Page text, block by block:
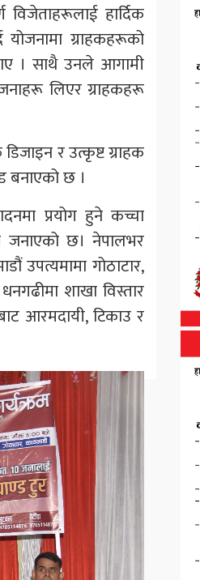
हार्दिक
ग्राहकहरूको
। साथै उनले आगामी
लिएर ग्राहकहरू
र उत्कृष्ट ग्राहक
बनाएको छ ।
प्रयोग हुने कच्चा
जनाएको छ। नेपालभर
उपत्यमामा गोठाटार,
शाखा विस्तार
आरमदायी, टिकाउ र